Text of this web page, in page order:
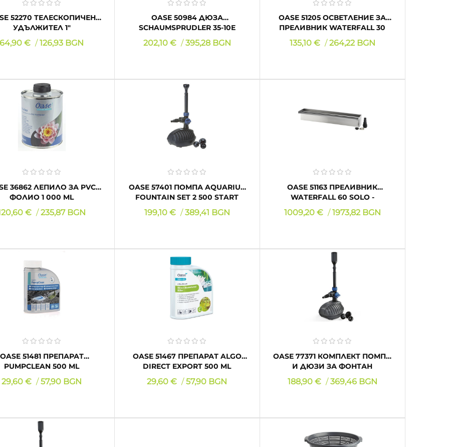
УДЪЛЖИТЕЛ 1"
64,90 € 126,93 BGN
КУПИ
OASE 50984 ДЮЗА
SCHAUMSPRUDLER 35-10E
Цена
202,10 € 395,28 BGN
КУПИ
OASE 51205 ОСВЕТЛЕНИЕ ЗА
ПРЕЛИВНИК WATERFALL 30
Цена
135,10 € 264,22 BGN
ЗА PVC
ФОЛИО 1 000 ML
€ 235,87 BGN
КУПИ
OASE 57401 ПОМПА AQUARIUS
FOUNTAIN SET 2 500 START
Цена
199,10 € 389,41 BGN
OASE 51163 ПРЕЛИВНИК
WATERFALL 60 SOLO -
КОМПЛЕКТ
Цена
1009,20 € 1973,82 BGN
КУПИ
OASE 51481 ПРЕПАРАТ
PUMPCLEAN 500 ML
Цена
29,60 € 57,90 BGN
КУПИ
OASE 51467 ПРЕПАРАТ ALGO
DIRECT EXPORT 500 ML
Цена
29,60 € 57,90 BGN
OASE 77371 КОМПЛЕКТ ПОМПА
И ДЮЗИ ЗА ФОНТАН
AQUARIUS FOUNTAIN...
Цена
188,90 € 369,46 BGN